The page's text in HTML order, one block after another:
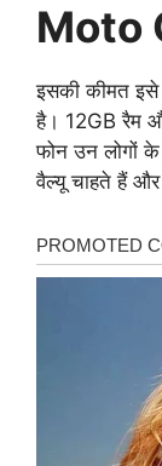
Moto
इसकी कीमत इसे
है। 12GB रैम
फोन उन लोगों के
वैल्यू चाहते हैं